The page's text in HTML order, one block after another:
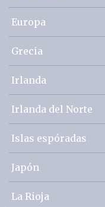
Europa
Grecia
Irlanda
Irlanda del Norte
Islas espóradas
Japón
La Rioja